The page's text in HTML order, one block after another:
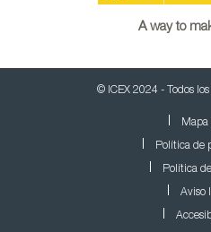
A way to
© ICEX 2024 - Todos
Mapa
Política de
Política
Aviso